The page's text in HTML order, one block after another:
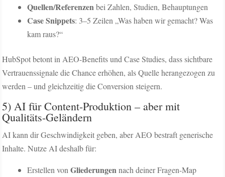
Quellen/Referenzenbei Zahlen, Studien, Behauptungen
Case Snippets: 3–5 Zeilen „Was haben wir gemacht? Was
kam raus?“
HubSpot betont in AEO-Benefits und Case Studies, dass sichtbare
Vertrauenssignale die Chance erhöhen, als Quelle herangezogen zu
werden – und gleichzeitig die Conversion steigern.
5) AI für Content-Produktion – aber mit
Qualitäts-Geländern
AI kann dir Geschwindigkeit geben, aber AEO bestraft generische
Inhalte. Nutze AI deshalb für:
Erstellen vonGliederungennach deiner Fragen-Map